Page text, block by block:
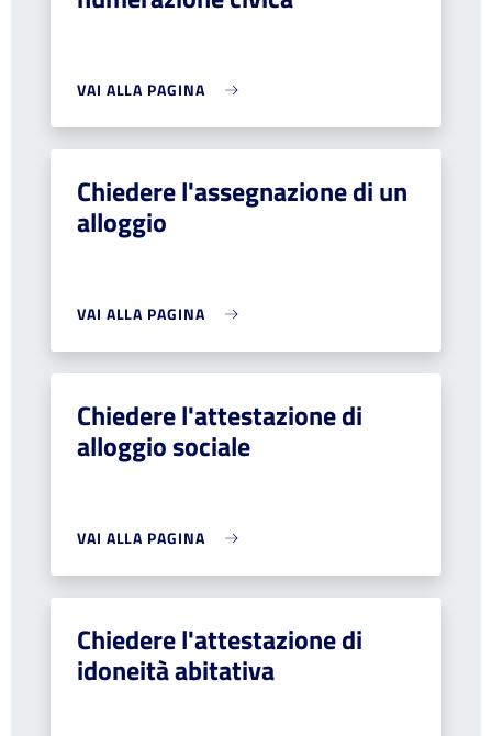
VAI ALLA PAGINA
Chiedere l'assegnazione di un
alloggio
VAI ALLA PAGINA
Chiedere l'attestazione di
alloggio sociale
VAI ALLA PAGINA
Chiedere l'attestazione di
idoneità abitativa